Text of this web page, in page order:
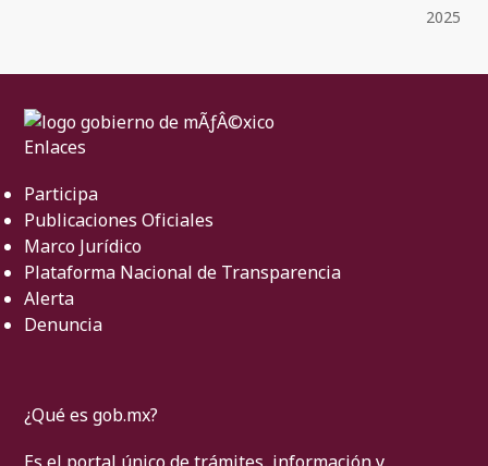
2025
Enlaces
Participa
Publicaciones Oficiales
Marco Jurídico
Plataforma Nacional de Transparencia
Alerta
Denuncia
¿Qué es gob.mx?